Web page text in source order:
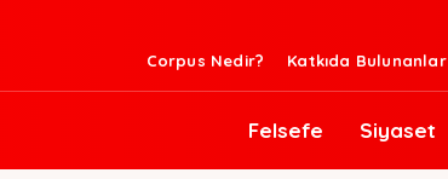
Corpus Nedir? Katkıda Bulunanlar
Felsefe Siyaset